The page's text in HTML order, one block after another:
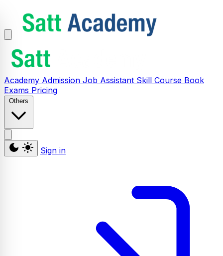
Academy Admission Job Assistant Skill Course Book
Exams Pricing
Others
Sign in